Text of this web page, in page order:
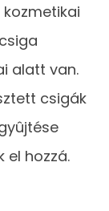
alatt van.
csigák
el hozzá.